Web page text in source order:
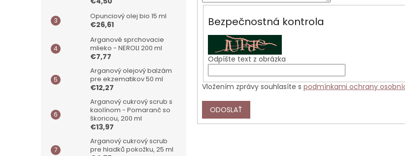
Opunciový olej bio 15 ml
€26,61
Arganové sprchovacie
mlieko - NEROLI 200 ml
€7,77
Arganový olejový balzám
pre ekzematikov 50 ml
€12,27
Arganový cukrový scrub s
kaolínom - Pomaranč so
škoricou, 200 ml
€13,97
Arganový cukrový scrub
pre hladků pokožku, 25 ml
Bezpečnostná kontrola
Odpíšte text z obrázka
Vložením zprávy souhlasíte s podmínkami ochrany
ODOSLAŤ